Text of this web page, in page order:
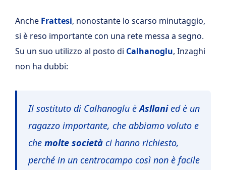
Anche Frattesi, nonostante lo scarso minutaggio,
si è reso importante con una rete messa a segno.
Su un suo utilizzo al posto di Calhanoglu, Inzaghi
non ha dubbi:
Il sostituto di Calhanoglu èAsllanied è un
ragazzo importante, che abbiamo voluto e
che molte società ci hanno richiesto,
perché in un centrocampo così non è facile